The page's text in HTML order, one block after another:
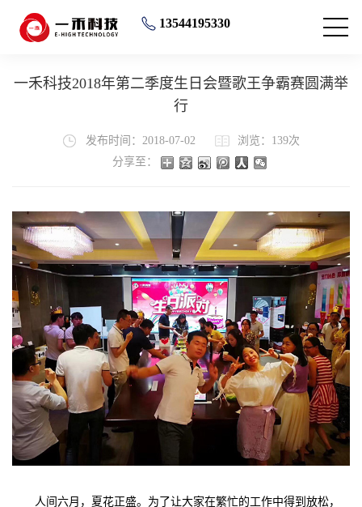
13544195330
一禾科技2018年第二季度生日会暨歌王争霸赛圆满举
行
发布时间：2018-07-02
浏览：139次
分享至：
人间六月，夏花正盛。为了让大家在繁忙的工作中得到放松，